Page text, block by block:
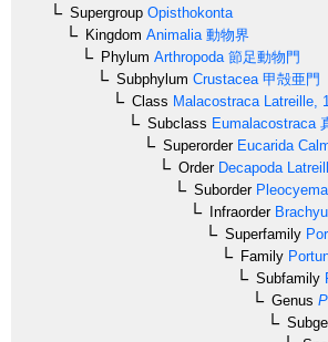
Supergroup Opisthokonta
Kingdom Animalia動物界
Phylum Arthropoda節足動物門
Subphylum Crustacea甲殻亜門
Class MalacostracaLatreille,
Subclass Eumalacostraca
SuperorderEucarida
OrderDecapoda
Suborder
Infraorder
Superfamily
Family
Subfamily
Genus